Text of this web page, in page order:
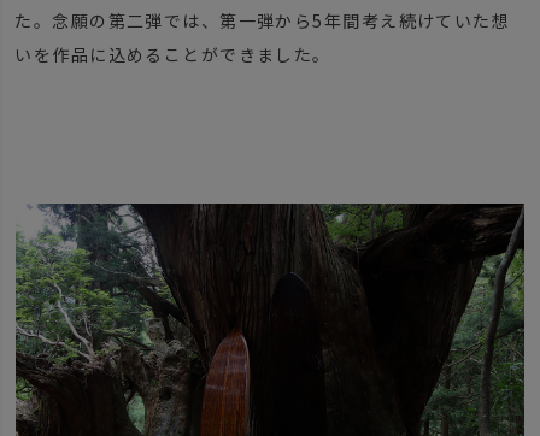
た。念願の第二弾では、第一弾から5年間考え続けていた想
いを作品に込めることができました。